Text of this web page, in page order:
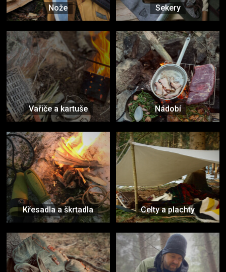
Nože Sekery
Vařiče a kartuše Nádobí
Křesadla a škrtadla Celty a plachty